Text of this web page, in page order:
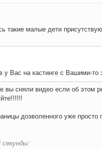
такие малые дети
у Вас на кастинге с Вашими-
вы сняли видео если об этом
дозволенного уже